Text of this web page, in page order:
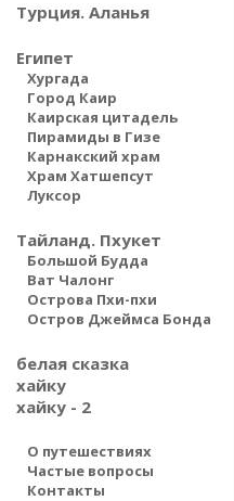
Турция. Аланья
Египет
Хургада
Город Каир
Каирская цитадель
Пирамиды в Гизе
Карнакский храм
Храм Хатшепсут
Луксор
Тайланд. Пхукет
Большой Будда
Ват Чалонг
Острова Пхи-пхи
Остров Джеймса Бонда
белая сказка
хайку
хайку - 2
О путешествиях
Частые вопросы
Контакты